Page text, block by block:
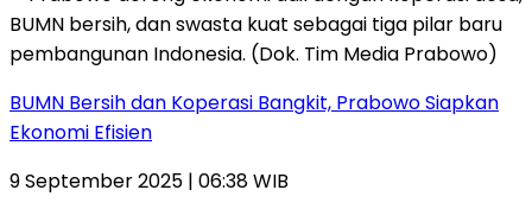
BUMN Bersih dan Koperasi Bangkit, Prabowo Siapkan
Ekonomi Efisien
9 September 2025 | 06:38 WIB